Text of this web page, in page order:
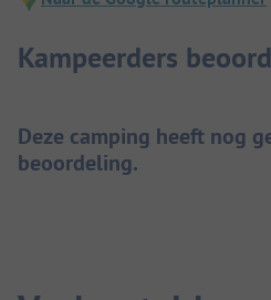
Kampeerders
Deze camping heeft nog
beoordeling.